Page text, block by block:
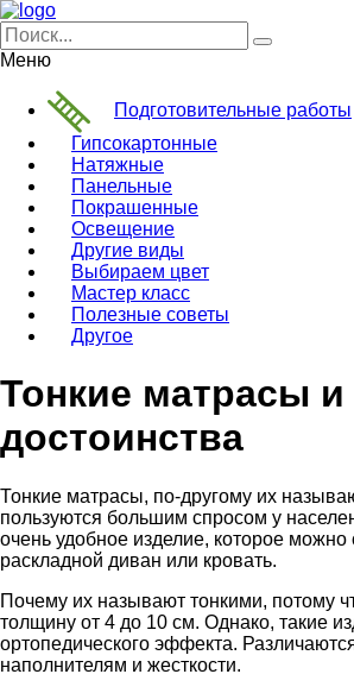
Меню
Подготовительные работы
Гипсокартонные
Натяжные
Панельные
Покрашенные
Освещение
Другие виды
Выбираем цвет
Мастер класс
Полезные советы
Другое
Тонкие матрасы и
достоинства
Тонкие матрасы, по-другому их
пользуются большим спросом у
очень удобное изделие, которое можно
раскладной диван или кровать.
Почему их называют тонкими, потому
толщину от 4 до 10 см. Однако, такие
ортопедического эффекта.
наполнителям и жесткости.